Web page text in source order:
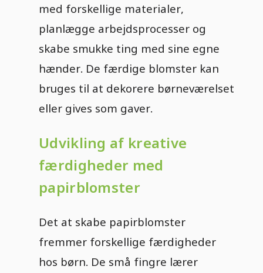
med forskellige materialer,
planlægge arbejdsprocesser og
skabe smukke ting med sine egne
hænder. De færdige blomster kan
bruges til at dekorere børneværelset
eller gives som gaver.
Udvikling af kreative
færdigheder med
papirblomster
Det at skabe papirblomster
fremmer forskellige færdigheder
hos børn. De små fingre lærer